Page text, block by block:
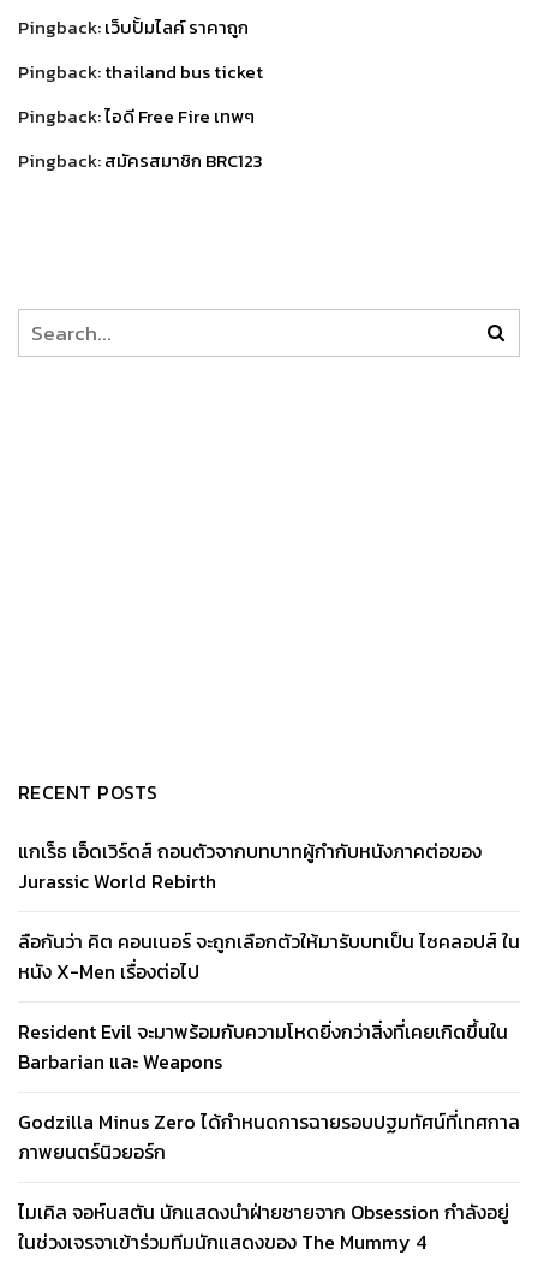
Pingback:เว็บปั้มไลค์ ราคาถูก
Pingback:thailand bus ticket
Pingback:ไอดี Free Fire เทพๆ
Pingback:สมัครสมาชิก BRC123
RECENT POSTS
แกเร็ธ เอ็ดเวิร์ดส์ ถอนตัวจากบทบาทผู้กำกับหนังภาคต่อของ
Jurassic World Rebirth
ลือกันว่า คิต คอนเนอร์ จะถูกเลือกตัวให้มารับบทเป็น ไซคลอปส์ ใน
หนัง X-Men เรื่องต่อไป
Resident Evil จะมาพร้อมกับความโหดยิ่งกว่าสิ่งที่เคยเกิดขึ้นใน
Barbarian และ Weapons
Godzilla Minus Zero ได้กำหนดการฉายรอบปฐมทัศน์ที่เทศกาล
ภาพยนตร์นิวยอร์ก
ไมเคิล จอห์นสตัน นักแสดงนำฝ่ายชายจาก Obsession กำลังอยู่
ในช่วงเจรจาเข้าร่วมทีมนักแสดงของ The Mummy 4